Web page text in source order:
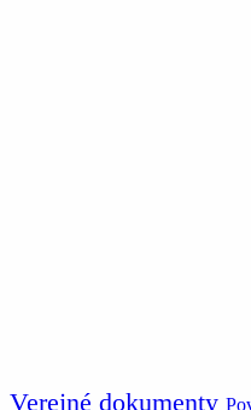
Verejné dokumenty